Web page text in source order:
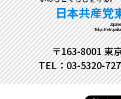
日本共産党
Tokyo
〒163-8001 東
TEL：03-5320-